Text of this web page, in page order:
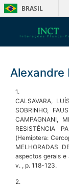
BRASIL
Alexandre
1.
CALSAVARA,
SOBRINHO,
CAMPAGNANI,
RESISTÊNCIA
(Hemiptera:
MELHORADAS
aspectos gerais e
v. , p. 118-123.
2.